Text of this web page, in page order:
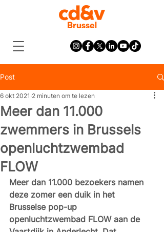
Post
Meer dan 11.000
zwemmers in Brussels
openluchtzwembad
FLOW
6 okt 2021 2 minuten om te lezen
Meer dan 11.000 bezoekers namen
deze zomer een duik in het
Brusselse pop-up
openluchtzwembad FLOW aan de